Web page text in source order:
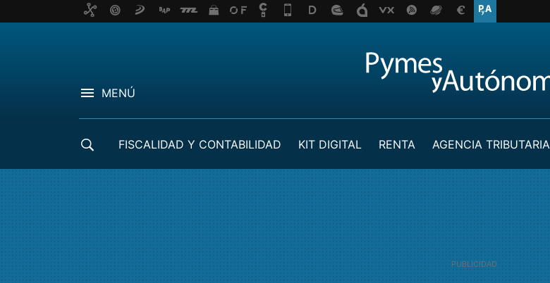
MENÚ
FISCALIDAD Y CONTABILIDAD KIT DIGITAL RENTA AGENCIA TRIBUTARIA